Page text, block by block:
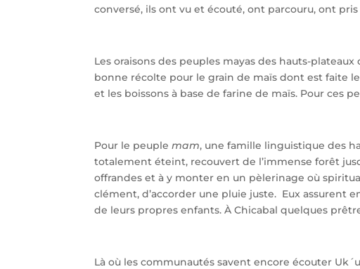
conversé, ils ont vu et écouté, ont parcouru, ont
Les oraisons des peuples mayas des hauts-
bonne récolte pour le grain de maïs dont est faite
et les boissons à base de farine de maïs. Pour ces
Pour le peuplemam, une famille linguistique des
totalement éteint, recouvert de l’immense forêt
offrandes et à y monter en un pèlerinage où
clément, d’accorder une pluie juste. Eux assurent
de leurs propres enfants. À Chicabal quelques
Là où les communautés savent encore écouter